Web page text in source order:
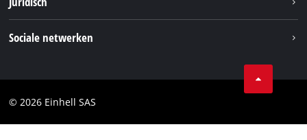
Carrière
Compliance
Sociale netwerken
Youtube
© 2026 Einhell SAS